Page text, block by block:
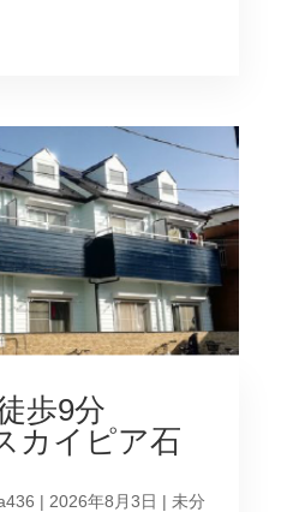
徒歩9分
カイピア石
| 2026年8月3日 | 未分